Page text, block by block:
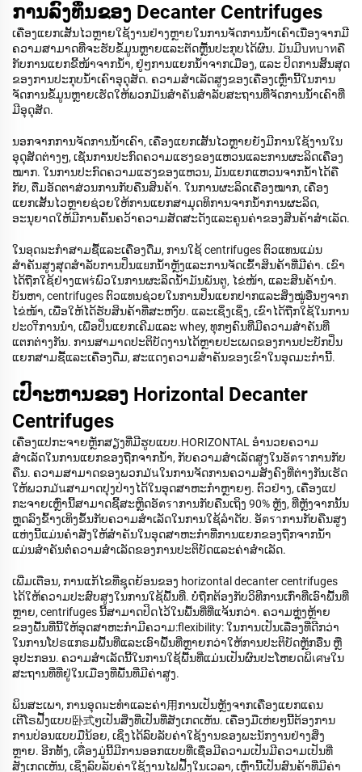
ການລົງທຶນຂອງ Decanter Centrifuges
ເຄື່ອງແຍກເສັ້ນໄວຫຼາຍໃຊ້ງານຢ່າງຫຼາຍໃນການຈັດການນ້ຳເຄົາເນື່ອງຈາກມີ
ຄວາມສາມາດທີ່ຈະຮັບຂໍ້ມູນຫຼາຍແລະຕັດຫຼື້ນປະກຸບໄດ້ຜົນ. ມັນມີบทบาทຄື
ກັບການແຍກຂີ້ໜ້າຈາກນ້ຳ, ຢູ່ໆການແຍກນ້ຳຈາກເມືອງ, ແລະ ປິດການສິ້ນສຸດ
ຂອງການປະກຸບນ້ຳເຄົາອຸດຸສັດ. ຄວາມສຳເລັດສູງຂອງເຄື່ອງເຫຼົ່ານີ້ໃນການ
ຈັດການຂໍ້ມູນຫຼາຍເຮັດໃຫ້ພວກມັນສຳຄັນສຳລັບສະຖານທີ່ຈັດການນ້ຳເຄົາທີ່
ມີອຸດຸສັດ.
ນອກຈາກການຈັດການນ້ຳເຄົາ, ເຄື່ອງແຍກເສັ້ນໄວຫຼາຍຍັງມີການໃຊ້ງານໃນ
ອຸດຸສັດຕ່າງໆ, ເຊັ່ນການປະກົດຄວາມແຮງຂອງແຫວນແລະການຜະລິດເຄື່ອງ
ໝາກ. ໃນການປະກົດຄວາມແຮງຂອງແຫວນ, ມັນແຍກແຫວນຈາກນ້ຳໄດ້ຄື
ກັບ, ຕື່ມອັດຕາສ່ວນການກັບຄືນສິນຄ້າ. ໃນການຜະລິດເຄື່ອງໝາກ, ເຄື່ອງ
ແຍກເສັ້ນໄວຫຼາຍຊ່ວຍໃຫ້ການແຍກສາມຸດທິການຈາກນ້ຳການຜະລິດ,
ອະນຸຍາດໃຫ້ມີການຄົ້ນຄວ້າຄວາມສັດສະດັງແລະຄູນຄ່າຂອງສິນຄ້າສຳເລັດ.
ໃນອุດมະກຳສາມຊື້ແລະເຄື່ອງດື່ມ, ການໃຊ້ centrifuges ຕົວແທນແມ່ນ
ສຳຄັນສູງສຸດສຳລັບການປິ່ນແยກນ້ຳຫຼັງແລະການຈັດເຂົ້າສິນຄ້າທີ່ມີຄ່າ. ເຂົາ
ໄດ້ຖືກໃຊ້ຢ່າງແพร່ພົວໃນການຜະລິດນ້ຳມັນພັນຕູ, ໄຂ່ໜ້າ, ແລະສິນຄ້ານຳ.
ບັນຫາ, centrifuges ຕົວແທນຊ່ວຍໃນການປິ່ນແຍກປາກແລະສິ່ງໝູ່ອື່ນໆຈາກ
ໄຂ່ໜ້າ, ເພື່ອໃຫ້ໄດ້ຮັບສິນຄ້າທີ່ສະຫງົບ. ແລະເຊິ່ງເຊິ່ງ, ເຂົາໄດ້ຖືກໃຊ້ໃນການ
ປະотິການນຳ, ເພື່ອປິ່ນແຍກເຄີມແລະ whey, ທຸກໆຄົນທີ່ມີຄວາມສຳຄັນທີ່
ແຕກຕ່າງກັນ. ການສາມາດປະຕິບັດງານໄດ້ຫຼາຍປະເພດຂອງການປະບັກປິ່ນ
ແຍກສາມຊື້ແລະເຄື່ອງດື່ມ, ສະແດງຄວາມສຳຄັນຂອງເຂົາໃນອຸດມະກຳນີ້.
ເປົາະຫານຂອງ Horizontal Decanter
Centrifuges
ເຄື່ອງແປກະຈາຍຫຼັກສຽງທີ່ມີຮູບແບບ.HORIZONTAL ອຳນວຍຄວາມ
ສຳເລັດໃນການແຍກຂອງຖືກຈາກນ້ຳ, ກັບຄວາມສຳເລັດສູງໃນອັตราການກັບ
ຄືນ. ຄວາມສາມາດຂອງພວກມันໃນການຈັດການຄວາມສັງຄົງທີ່ຕ່າງກັນເຮັດ
ໃຫ້ພວກມันສາມາດປຸງປ່າງໄດ້ໃນອຸດສາຫະກຳຫຼາຍໆ. ຕົວຢ່າງ, ເຄື່ອງແປ
ກະຈາຍເຫຼົ່ານີ້ສາມາດຊີ້ສະຫຼິດອັตราການກັບຄືນເຖິງ 90% ຫຼັງ, ທີ່ຫຼັງຈາກນັ້ນ
ຫຼຸດລົງຂົ້າງເທິງຂຶ້ນກັບຄວາມສຳເລັດໃນການໃຊ້ລຳດັບ. ອັตราການກັບຄືນສູງ
ແຫ່ງນີ້ແມ່ນຄຳສັ່ງໃຫ້ສຳຄັນໃນອຸດສາຫະກຳທີ່ການແຍກຂອງຖືກຈາກນ້ຳ
ແມ່ນສຳຄັນຕໍ່ຄວາມສຳເລັດຂອງການປະຕິບັດແລະຄ່າສຳເລັດ.
ເພີ່ມເຕືອນ, ການແກ້ໄຂທີ່ຊຸດຍ້ອນຂອງ horizontal decanter centrifuges
ໄດ້ໃຫ້ຄວາມປະສົບສູງໃນການໃຊ້ພື້ນທີ່. ບໍ່ຖືກຕ້ອງກັບວິທີການເກົ່າທີ່ເອົາພື້ນທີ່
ຫຼາຍ, centrifuges ນີ້ສາມາດປິດໄວ້ໃນພື້ນທີ່ທີ່ແຈ້ນກວ່າ. ຄວາມຫຼຸ່ງຫຼ້າຍ
ຂອງພື້ນທີ່ນີ້ໃຫ້ອຸດສາຫະກຳມີຄວາມ:flexibility: ໃນການເປັນເລື່ອງທີ່ດີກວ່າ
ໃນການໂປຣແກຣມພື້ນທີ່ແລະເອົາພື້ນທີ່ຫຼາຍກວ່າໃຫ້ການປະຕິບັດຫຼັກອື່ນ ຫຼື
ອຸປະກອນ. ຄວາມສຳເລັດນີ້ໃນການໃຊ້ພື້ນທີ່ແມ່ນເປັນຜົນປະໂຫຍດພິเศษໃນ
ສະຖານທີ່ທີ່ຢູ່ໃນເມືອງທີ່ພື້ນທີ່ມີຄ່າສູງ.
ພິນສະເພາ, ການອຸດมະທຳແລະຄ່າ用ການເປັນຫຼັງຈາກເຄື່ອງແຍກແຄນ
ເຕີໂຣຟື້ງແບບ卧式ໆເປັນສິ່ງທີ່ເປັນທີ່ສັງເກດເຫັນ. ເຄື່ອງມືເຫ່່ຍໆນີ້ຕ້ອງການ
ການປ່ອນແບບມືນ້ອຍ, ເຊິ່ງໄດ້ລົບລັບຄ່າໃຊ້ງານຂອງພະນັກງານຢ່າງສິ່ງ
ຫຼາຍ. ອີກທັ້ງ, ເคື່ອງມູ່ນີ້ມີການອອກແບບທີ່ເຊື່ອມີຄວາມເປັນມີຄວາມເປັນທີ່
ສັງເກດເຫັນ, ເຊິ່ງລົບລັບຄ່າໃຊ້ງານໄຟຟື້ງໃນເວລາ, ເຫຼົ່ານີ້ເປັນສົນຄ້າທີ່ມີຄ່າ